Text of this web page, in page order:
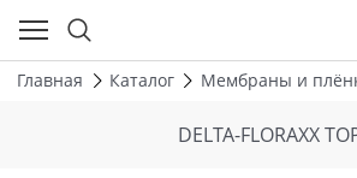
Главная Каталог Мембраны и
DELTA-FLORAXX